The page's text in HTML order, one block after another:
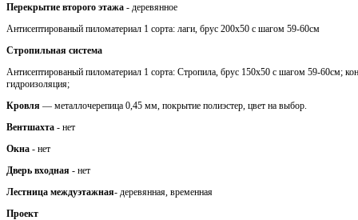
Перекрытие второго этажа - деревянное
Антисептированый пиломатериал 1 сорта: лаги, брус 200х50 с шагом 59-60см
Стропильная система
Антисептированый пиломатериал 1 сорта: Стропила, брус 150х50 с шагом 59-60см;
гидроизоляция;
Кровля — металлочерепица 0,45 мм, покрытие полиэстер, цвет на выбор.
Вентшахта - нет
Окна - нет
Дверь входная - нет
Лестница междуэтажная- деревянная, временная
Проект